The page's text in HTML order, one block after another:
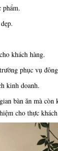
phẩm.
khách hàng.
phục vụ
kinh doanh.
bàn ăn mà còn
cho thực